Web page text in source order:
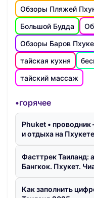
Обзоры Пляжей
Большой Будда
Обзоры Баров
тайская кухня
тайский массаж
•горячее
Phuket •
и отдыха на
Фасттрек Таиланд:
Бангкок. Пхукет.
Как заполнить